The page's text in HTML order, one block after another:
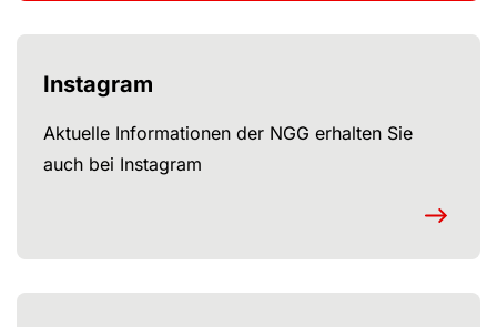
Instagram
Aktuelle Informationen der NGG erhalten Sie
auch bei Instagram